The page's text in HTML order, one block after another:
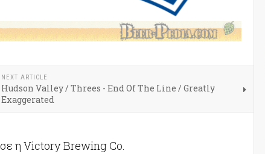
NEXT ARTICLE
Hudson Valley / Threes - End Of The Line / Greatly
Exaggerated
η Victory Brewing Co.